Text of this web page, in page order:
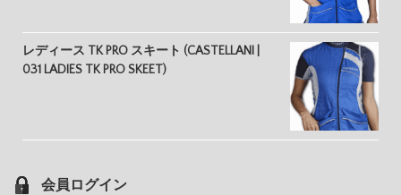
レディース TK PRO スキート (CASTELLANI |
031 LADIES TK PRO SKEET)
会員ログイン